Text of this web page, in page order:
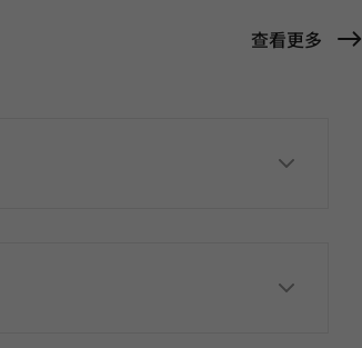
查看更多